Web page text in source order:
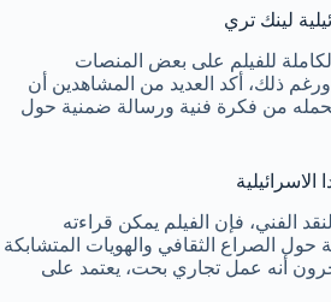
لينك تري
للفيلم على بعض المنصات
15 دولارًا. ورغم ذلك، أكد العديد من المشاهدين أن
يحمله من فكرة فنية ورسالة ضمنية حول
الفني، فإن الفيلم يمكن قراءته
حول الصراع الثقافي والهويات المتشابكة
أنه عمل تجاري بحت، يعتمد على